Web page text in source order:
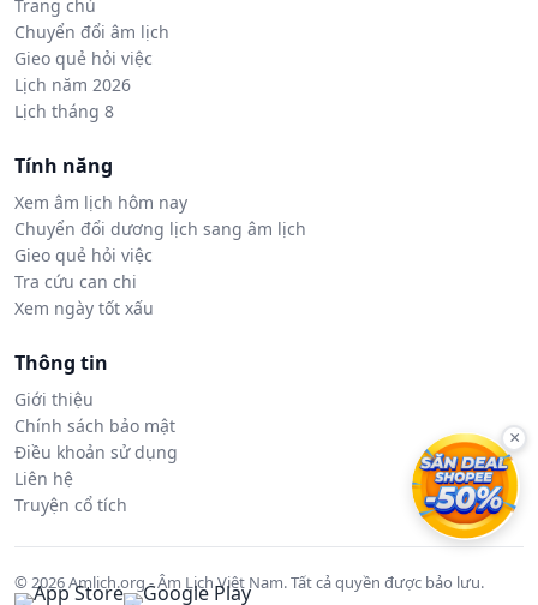
Trang chủ
Chuyển đổi âm lịch
Gieo quẻ hỏi việc
Lịch năm 2026
Lịch tháng 8
Tính năng
Xem âm lịch hôm nay
Chuyển đổi dương lịch sang âm lịch
Gieo quẻ hỏi việc
Tra cứu can chi
Xem ngày tốt xấu
Thông tin
Giới thiệu
Chính sách bảo mật
Điều khoản sử dụng
Liên hệ
Truyện cổ tích
© 2026 Amlich.org - Âm Lịch Việt Nam. Tất cả quyền được bảo lưu.
×